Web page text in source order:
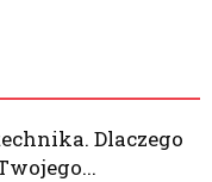
Dlaczego